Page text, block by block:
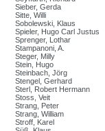
Sieber, Gerda
Sitte, Willi
Sobolewski, Klaus
Spieler, Hugo Carl Justus
Sprenger, Lothar
Stampanoni, A.
Steger, Milly
Stein, Hugo
Steinbach, Jörg
Stengel, Gerhard
Sterl, Robert Hermann
Stoss, Veit
Strang, Peter
Strang, William
Stroff, Karel